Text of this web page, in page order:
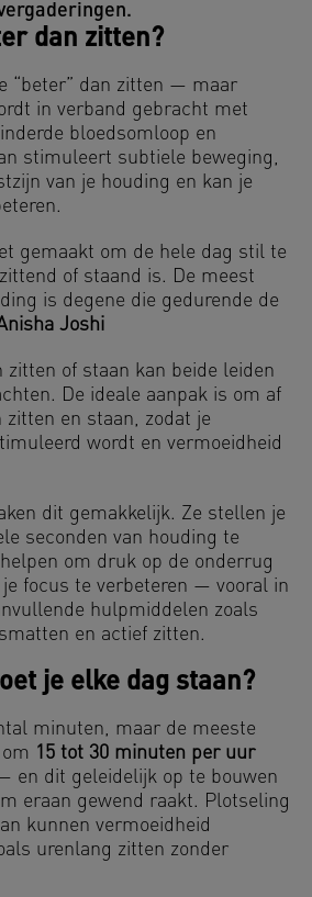
dan zitten?
“beter” dan zitten — maar
in verband gebracht met
bloedsomloop en
stimuleert subtiele beweging,
van je houding en kan je
gemaakt om de hele dag stil te
of staand is. De meest
is degene die gedurende de
Joshi
of staan kan beide leiden
De ideale aanpak is om af
en staan, zodat je
wordt en vermoeidheid
dit gemakkelijk. Ze stellen je
seconden van houding te
om druk op de onderrug
focus te verbeteren — vooral in
hulpmiddelen zoals
en actief zitten.
je elke dag staan?
minuten, maar de meeste
15 tot 30 minuten per uur
en dit geleidelijk op te bouwen
eraan gewend raakt. Plotseling
kunnen vermoeidheid
urenlang zitten zonder